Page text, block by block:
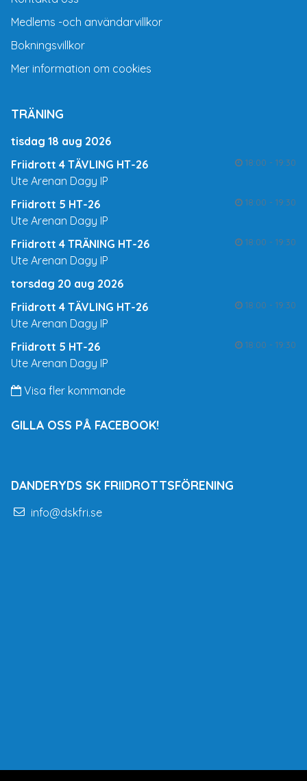
Medlems -och användarvillkor
Bokningsvillkor
Mer information om cookies
TRÄNING
tisdag 18 aug 2026
Friidrott 4 TÄVLING HT-26
18:00 - 19:30
Ute Arenan Dagy IP
Friidrott 5 HT-26
18:00 - 19:30
Ute Arenan Dagy IP
Friidrott 4 TRÄNING HT-26
18:00 - 19:30
Ute Arenan Dagy IP
torsdag 20 aug 2026
Friidrott 4 TÄVLING HT-26
18:00 - 19:30
Ute Arenan Dagy IP
Friidrott 5 HT-26
18:00 - 19:30
Ute Arenan Dagy IP
Visa fler kommande
GILLA OSS PÅ FACEBOOK!
DANDERYDS SK FRIIDROTTSFÖRENING
info@dskfri.se